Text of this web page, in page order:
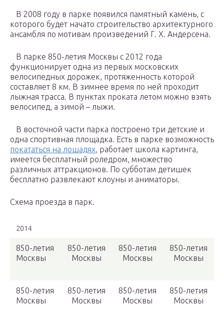
В 2008 году в парке появился памятный камень, с
которого будет начато строительство архитектурного
ансамбля по мотивам произведений Г. Х. Андерсена.
В парке 850-летия Москвы с 2012 года
функционирует одна из первых московских
велосипедных дорожек, протяженность которой
составляет 8 км. В зимнее время по ней проходит
лыжная трасса. В пунктах проката летом можно взять
велосипед, а зимой – лыжи.
В восточной части парка построено три детские и
одна спортивная площадка. Есть в парке возможность
покататься на лошадях, работает школа картинга,
имеется бесплатный роледром, множество
различных аттракционов. По субботам детишек
бесплатно развлекают клоуны и аниматоры.
Схема проезда в парк.
2014
850-летия
Москвы
850-летия
Москвы
850-летия
Москвы
850-летия
Москвы
850-летия
Москвы
850-летия
Москвы
850-летия
Москвы
850-летия
Москвы